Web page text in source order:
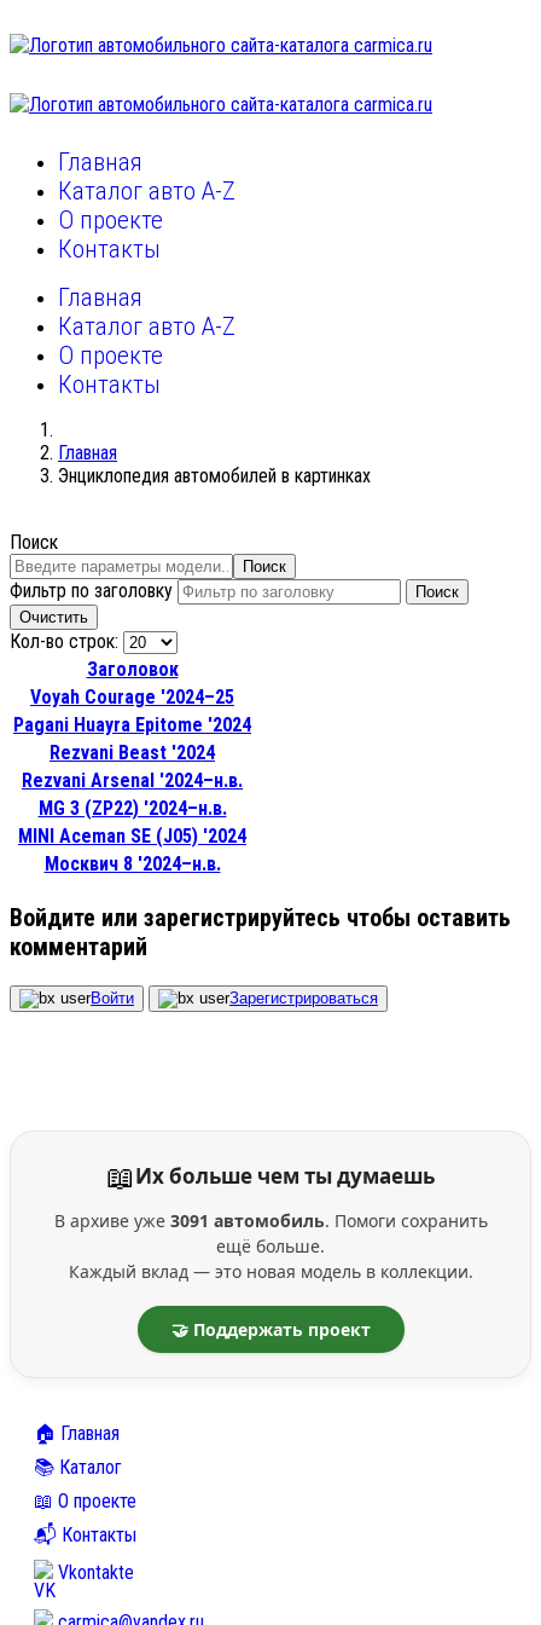
Главная
Каталог авто A-Z
О проекте
Контакты
Главная
Каталог авто A-Z
О проекте
Контакты
Главная
Энциклопедия автомобилей в картинках
Поиск
Поиск
Фильтр по заголовку
Поиск
Очистить
Кол-во строк:
Заголовок
Voyah Courage '2024–25
Pagani Huayra Epitome '2024
Rezvani Beast '2024
Rezvani Arsenal '2024–н.в.
MG 3 (ZP22) '2024–н.в.
MINI Aceman SE (J05) '2024
Москвич 8 '2024–н.в.
Войдите или зарегистрируйтесь чтобы оставить
комментарий
Войти Зарегистрироваться
📖Их больше чем ты думаешь
В архиве уже 3091 автомобиль. Помоги сохранить
ещё больше.
Каждый вклад — это новая модель в коллекции.
🤝 Поддержать проект
🏠 Главная
📚 Каталог
📖 О проекте
📬 Контакты
Vkontakte